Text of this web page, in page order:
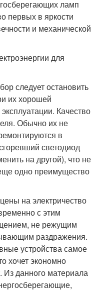
ламп
первых в яркости
и механической
для
следует остановить
их хорошей
Качество
Обычно их не
в
светодиод
на другой), что не
одно преимущество
на электричество
с этим
не режущим
раздражения.
устройства самое
хочет экономно
Из данного материала